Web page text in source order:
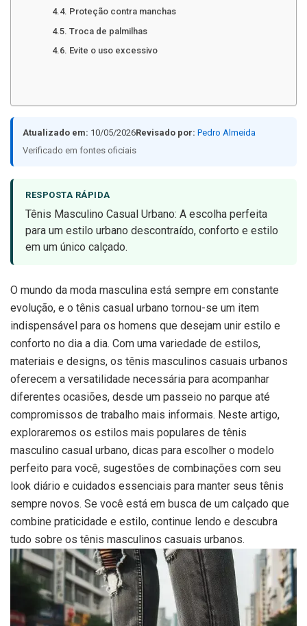
Proteção contra manchas
Troca de palmilhas
Evite o uso excessivo
Atualizado em: 10/05/2026Revisado por: Pedro Almeida
Verificado em fontes oficiais
RESPOSTA RÁPIDA
Tênis Masculino Casual Urbano: A escolha perfeita
para um estilo urbano descontraído, conforto e estilo
em um único calçado.
O mundo da moda masculina está sempre em constante
evolução, e o tênis casual urbano tornou-se um item
indispensável para os homens que desejam unir estilo e
conforto no dia a dia. Com uma variedade de estilos,
materiais e designs, os tênis masculinos casuais urbanos
oferecem a versatilidade necessária para acompanhar
diferentes ocasiões, desde um passeio no parque até
compromissos de trabalho mais informais. Neste artigo,
exploraremos os estilos mais populares de tênis
masculino casual urbano, dicas para escolher o modelo
perfeito para você, sugestões de combinações com seu
look diário e cuidados essenciais para manter seus tênis
sempre novos. Se você está em busca de um calçado que
combine praticidade e estilo, continue lendo e descubra
tudo sobre os tênis masculinos casuais urbanos.